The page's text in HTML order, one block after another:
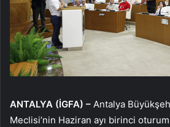
ANTALYA (İGFA) – Antalya
Meclisi’nin Haziran ayı birinci